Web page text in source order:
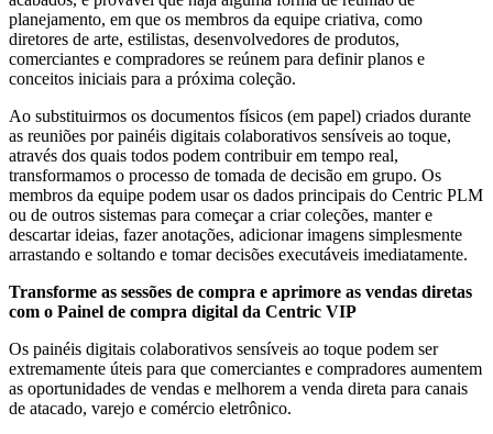
planejamento, em que os membros da equipe criativa, como
diretores de arte, estilistas, desenvolvedores de produtos,
comerciantes e compradores se reúnem para definir planos e
conceitos iniciais para a próxima coleção.
Ao substituirmos os documentos físicos (em papel) criados durante
as reuniões por painéis digitais colaborativos sensíveis ao toque,
através dos quais todos podem contribuir em tempo real,
transformamos o processo de tomada de decisão em grupo. Os
membros da equipe podem usar os dados principais do Centric PLM
ou de outros sistemas para começar a criar coleções, manter e
descartar ideias, fazer anotações, adicionar imagens simplesmente
arrastando e soltando e tomar decisões executáveis imediatamente.
Transforme as sessões de compra e aprimore as vendas diretas
com o Painel de compra digital da Centric VIP
Os painéis digitais colaborativos sensíveis ao toque podem ser
extremamente úteis para que comerciantes e compradores aumentem
as oportunidades de vendas e melhorem a venda direta para canais
de atacado, varejo e comércio eletrônico.